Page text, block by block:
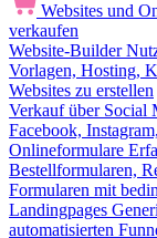
Websites und
verkaufen
Website-Builder
Vorlagen, Hosting,
Websites zu erstellen
Verkauf über Social
Facebook,
Onlineformulare
Bestellformularen,
Formularen mit
Landingpages
automatisierten